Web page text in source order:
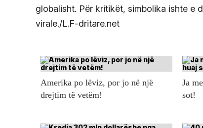
globalisht. Për kritikët, simbolika ishte e
virale./L.F-dritare.net
Amerika po lëviz, por jo në një
drejtim të vetëm!
Ja
sot!